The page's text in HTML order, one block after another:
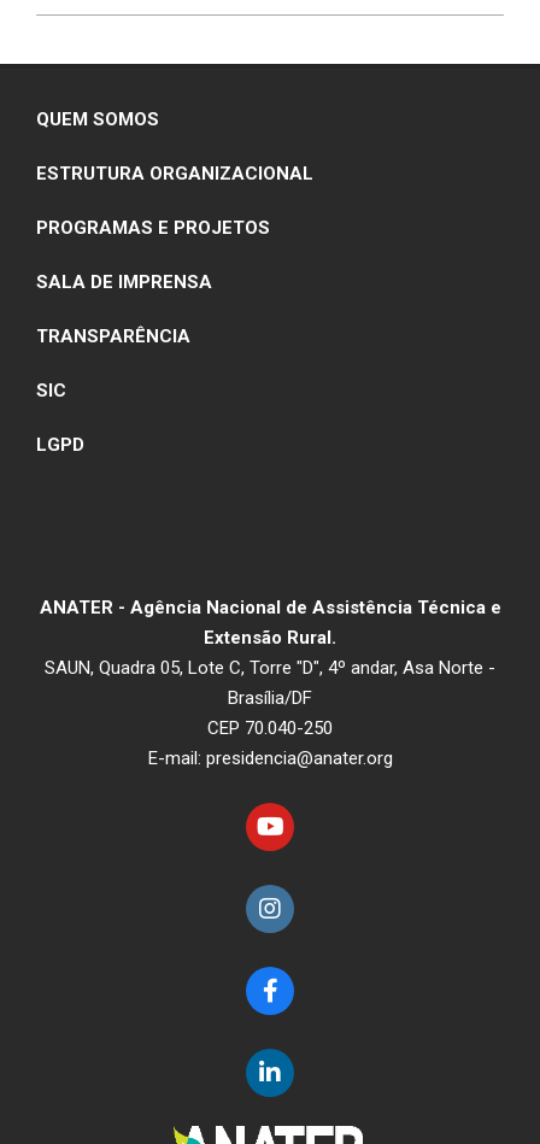
07-
QUEM SOMOS
ESTRUTURA ORGANIZACIONAL
PROGRAMAS E PROJETOS
SALA DE IMPRENSA
TRANSPARÊNCIA
SIC
LGPD
ANATER - Agência Nacional de Assistência Técnica e
Extensão Rural.
SAUN, Quadra 05, Lote C, Torre "D", 4º andar, Asa Norte -
Brasília/DF
CEP 70.040-250
E-mail: presidencia@anater.org